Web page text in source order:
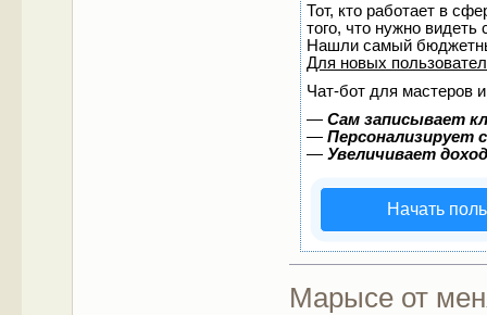
Тот, кто работает в
того, что нужно
Нашли самый
Для новых
Чат-бот для мастеров
—Сам записывает
—Персонализирует
—Увеличивает
Начать
Марысе от